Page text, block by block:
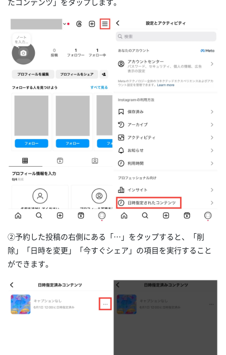
②予約した投稿の右側にある「…」をタップすると、「削
除」「日時を変更」「今すぐシェア」の項目を実行すること
ができます。